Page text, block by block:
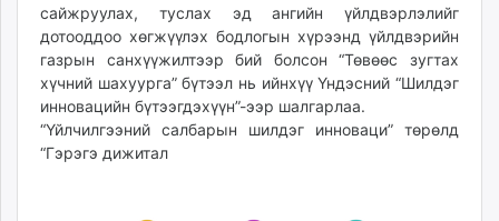
сайжруулах, туслах эд ангийн үйлдвэрлэлийг
дотооддоо хөгжүүлэх бодлогын хүрээнд үйлдвэрийн
газрын санхүүжилтээр бий болсон “Төвөөс зугтах
хүчний шахуурга” бүтээл нь ийнхүү Үндэсний “Шилдэг
инновацийн бүтээгдэхүүн”-ээр шалгарлаа.
“Үйлчилгээний салбарын шилдэг инноваци” төрөлд
“Гэрэгэ дижитал